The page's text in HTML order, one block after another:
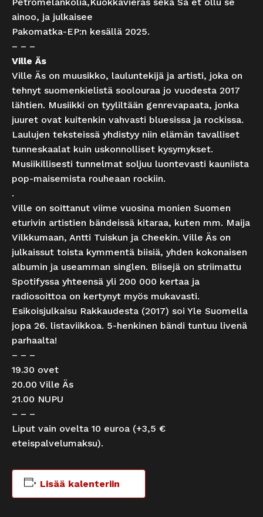
Petromelankolia,Kuokkavieras sekä Sä et ollu se
ainoo, ja julkaisee
Pakomatka-EP:n kesällä 2025.
– – –
Ville Äs
Ville Äs on muusikko, lauluntekijä ja artisti, joka on
tehnyt suomenkielistä soolouraa jo vuodesta 2017
lähtien. Musiikki on tyyliltään genrevapaata, jonka
juuret ovat kuitenkin vahvasti bluesissa ja rockissa.
Laulujen teksteissä yhdistyy niin elämän tavalliset
tunneskaalat kuin uskonnolliset kysymykset.
Musiikillisesti tunnelmat soljuu luontevasti kauniista
pop-maisemista rouheaan rockiin.
.
Ville on soittanut viime vuosina monien Suomen
eturivin artistien bändeissä kitaraa, kuten mm. Maija
Vilkkumaan, Antti Tuiskun ja Cheekin. Ville Äs on
julkaissut toista kymmentä biisiä, yhden kokonaisen
albumin ja useamman singlen. Biisejä on striimattu
Spotifyssa yhteensä yli 200 000 kertaa ja
radiosoittoa on kertynyt myös mukavasti.
Esikoisjulkaisu Rakkaudesta (2017) soi Yle Suomella
jopa 26. listaviikkoa. 5-henkinen bändi tuntuu livenä
parhaalta!
– – –
19.30 ovet
20.00 Ville Äs
21.00 NUPU
– – –
Liput vain ovelta 10 euroa (+3,5 €
eteispalvelumaksu).
Lisää kalenteriin